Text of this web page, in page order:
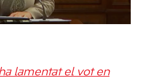
lamentat el vot en